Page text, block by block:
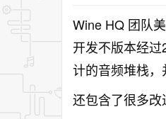
Wine HQ 团队
开发不版本经
计的音频堆栈，
还包含了很多